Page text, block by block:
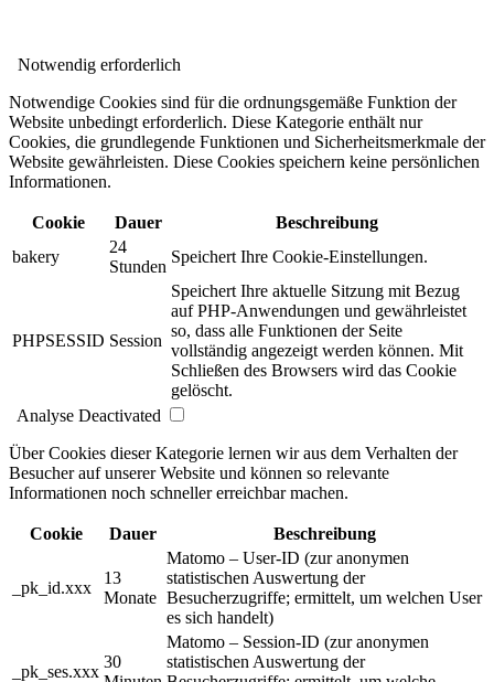
Notwendig erforderlich
Notwendige Cookies sind für die ordnungsgemäße Funktion der
Website unbedingt erforderlich. Diese Kategorie enthält nur
Cookies, die grundlegende Funktionen und Sicherheitsmerkmale der
Website gewährleisten. Diese Cookies speichern keine persönlichen
Informationen.
Cookie Dauer
Beschreibung
bakery
24
Stunden
Speichert Ihre Cookie-Einstellungen.
PHPSESSID Session
Speichert Ihre aktuelle Sitzung mit Bezug
auf PHP-Anwendungen und gewährleistet
so, dass alle Funktionen der Seite
vollständig angezeigt werden können. Mit
Schließen des Browsers wird das Cookie
gelöscht.
Analyse Deactivated
Über Cookies dieser Kategorie lernen wir aus dem Verhalten der
Besucher auf unserer Website und können so relevante
Informationen noch schneller erreichbar machen.
Cookie Dauer Beschreibung
_pk_id.xxx
13
Monate
Matomo – User-ID (zur anonymen
statistischen Auswertung der
Besucherzugriffe; ermittelt, um welchen User
es sich handelt)
_pk_ses.xxx
30
Matomo – Session-ID (zur anonymen
statistischen Auswertung der